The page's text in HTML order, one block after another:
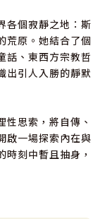
各個寂靜之地：斯
荒原。她結合了個
話、東西方宗教哲
出引人入勝的靜默
思索，將自傳、
啟一場探索內在與
刻中暫且抽身，